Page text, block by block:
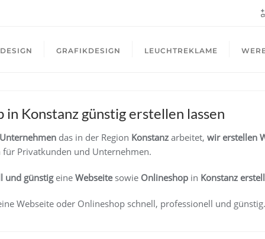
GRAFIKDESIGN LEUCHTREKLAME
Konstanz günstig erstellen lassen
das in der Region Konstanz arbeitet, wir erstellen
Privatkunden und Unternehmen.
und günstigeine Webseitesowie Onlineshop in Konstanz
Webseite oder Onlineshop schnell, professionell und günstig.